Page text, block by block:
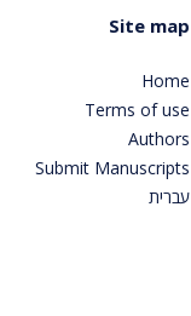
Site map
Home
Terms of use
Authors
Submit Manuscripts
עברית